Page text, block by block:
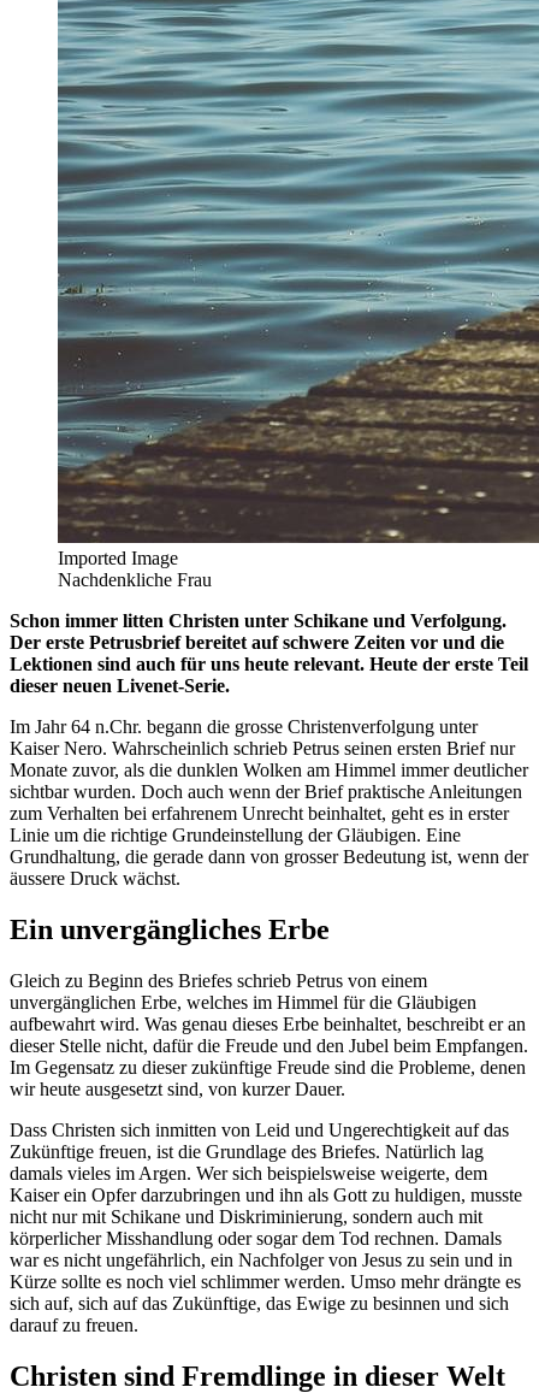
Imported Image
Nachdenkliche Frau
Schon immer litten Christen unter Schikane und Verfolgung.
Der erste Petrusbrief bereitet auf schwere Zeiten vor und die
Lektionen sind auch für uns heute relevant. Heute der erste Teil
dieser neuen Livenet-Serie.
Im Jahr 64 n.Chr. begann die grosse Christenverfolgung unter
Kaiser Nero. Wahrscheinlich schrieb Petrus seinen ersten Brief nur
Monate zuvor, als die dunklen Wolken am Himmel immer deutlicher
sichtbar wurden. Doch auch wenn der Brief praktische Anleitungen
zum Verhalten bei erfahrenem Unrecht beinhaltet, geht es in erster
Linie um die richtige Grundeinstellung der Gläubigen. Eine
Grundhaltung, die gerade dann von grosser Bedeutung ist, wenn der
äussere Druck wächst.
Ein unvergängliches Erbe
Gleich zu Beginn des Briefes schrieb Petrus von einem
unvergänglichen Erbe, welches im Himmel für die Gläubigen
aufbewahrt wird. Was genau dieses Erbe beinhaltet, beschreibt er an
dieser Stelle nicht, dafür die Freude und den Jubel beim Empfangen.
Im Gegensatz zu dieser zukünftige Freude sind die Probleme, denen
wir heute ausgesetzt sind, von kurzer Dauer.
Dass Christen sich inmitten von Leid und Ungerechtigkeit auf das
Zukünftige freuen, ist die Grundlage des Briefes. Natürlich lag
damals vieles im Argen. Wer sich beispielsweise weigerte, dem
Kaiser ein Opfer darzubringen und ihn als Gott zu huldigen, musste
nicht nur mit Schikane und Diskriminierung, sondern auch mit
körperlicher Misshandlung oder sogar dem Tod rechnen. Damals
war es nicht ungefährlich, ein Nachfolger von Jesus zu sein und in
Kürze sollte es noch viel schlimmer werden. Umso mehr drängte es
sich auf, sich auf das Zukünftige, das Ewige zu besinnen und sich
darauf zu freuen.
Christen sind Fremdlinge in dieser Welt